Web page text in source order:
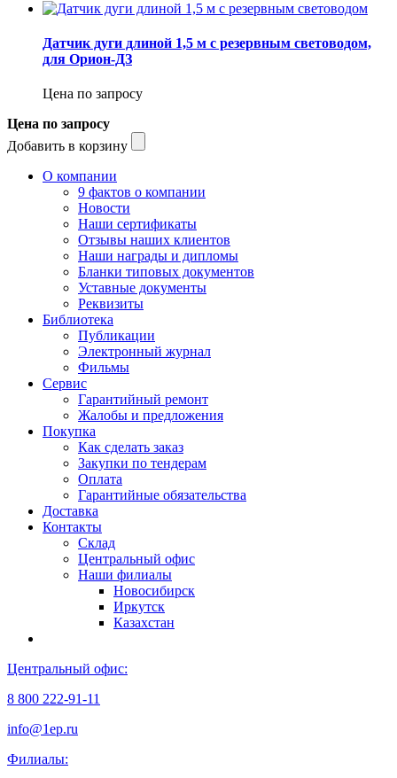
Датчик дуги длиной 1,5 м с резервным световодом,
для Орион-ДЗ
Цена по запросу
Цена по запросу
Добавить в корзину
О компании
9 фактов о компании
Новости
Наши сертификаты
Отзывы наших клиентов
Наши награды и дипломы
Бланки типовых документов
Уставные документы
Реквизиты
Библиотека
Публикации
Электронный журнал
Фильмы
Сервис
Гарантийный ремонт
Жалобы и предложения
Покупка
Как сделать заказ
Закупки по тендерам
Оплата
Гарантийные обязательства
Доставка
Контакты
Склад
Центральный офис
Наши филиалы
Новосибирск
Иркутск
Казахстан
Центральный офис:
8 800 222-91-11
info@1ep.ru
Филиалы: